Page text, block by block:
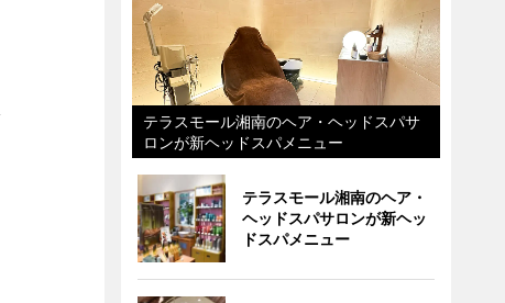
テラスモール湘南のヘア・ヘッドスパサ
ロンが新ヘッドスパメニュー
テラスモール湘南のヘア・
ヘッドスパサロンが新ヘッ
ドスパメニュー